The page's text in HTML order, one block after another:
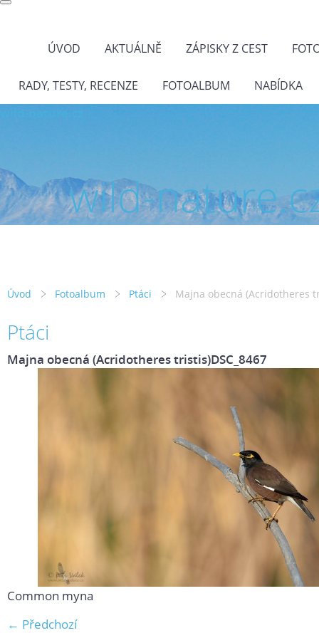
ÚVOD AKTUÁLNĚ ZÁPISKY Z CEST
RADY, TESTY, RECENZE FOTOALBUM NABÍDKA
wild-
Úvod Fotoalbum Ptáci Majna obecná (Acridotheres
Ptáci
Majna obecná (Acridotheres tristis)DSC_8467
Common myna
← Předchozí